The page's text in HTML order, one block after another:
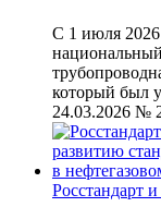
С 1 июля 2026
который был
24.03.2026 №
Росстандарт